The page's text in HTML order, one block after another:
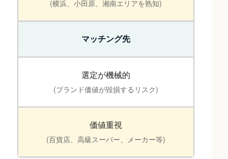
(横浜、小田原、湘南エリアを熟知)
マッチング先
選定が機械的
(ブランド価値が毀損するリスク)
価値重視
(百貨店、高級スーパー、メーカー等)